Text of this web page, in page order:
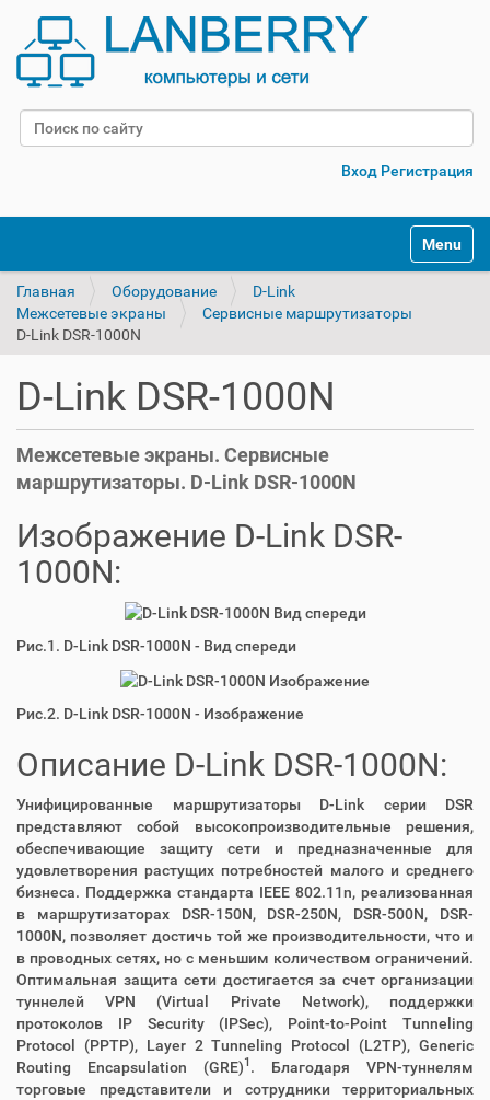
Поиск
Вход Регистрация
Главная Оборудование
D-Link
Межсетевые экраны
Сервисные маршрутизаторы
D-Link DSR-1000N
D-Link DSR-1000N
Межсетевые экраны. Сервисные
маршрутизаторы. D-Link DSR-1000N
Изображение D-Link DSR-
1000N:
Рис.1. D-Link DSR-1000N - Вид спереди
Рис.2. D-Link DSR-1000N - Изображение
Описание D-Link DSR-1000N:
Унифицированные маршрутизаторы D-Link серии DSR
представляют собой высокопроизводительные решения,
обеспечивающие защиту сети и предназначенные для
удовлетворения растущих потребностей малого и среднего
бизнеса. Поддержка стандарта IEEE 802.11n, реализованная
в маршрутизаторах DSR-150N, DSR-250N, DSR-500N, DSR-
1000N, позволяет достичь той же производительности, что и
в проводных сетях, но с меньшим количеством ограничений.
Оптимальная защита сети достигается за счет организации
туннелей VPN (Virtual Private Network), поддержки
протоколов IP Security (IPSec), Point-to-Point Tunneling
Protocol (PPTP), Layer 2 Tunneling Protocol (L2TP), Generic
Routing Encapsulation (GRE)1 . Благодаря VPN-туннелям
торговые представители и сотрудники территориальных